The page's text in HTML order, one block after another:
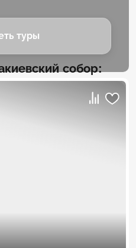
туры
собор: